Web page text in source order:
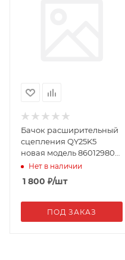
Бачок расширительный
сцепления QY25K5
новая модель 860129801
(11921)
Нет в наличии
1 800 ₽/шт
ПОД ЗАКАЗ